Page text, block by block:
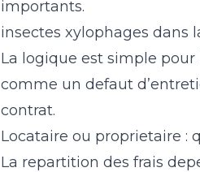
importants.
insectes xylophages dans
La logique est simple pour
comme un defaut
contrat.
Locataire ou proprietaire :
La repartition des frais